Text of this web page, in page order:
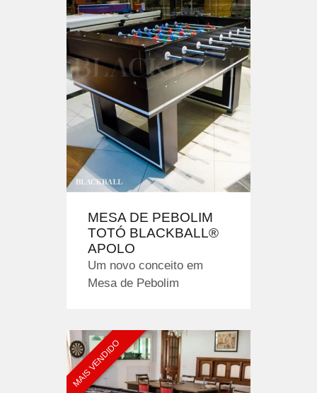
MESA DE PEBOLIM
TOTÓ BLACKBALL®
APOLO
Um novo conceito em
Mesa de Pebolim
MAIS VENDIDO